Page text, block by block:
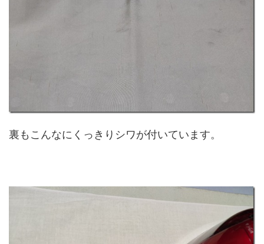
裏もこんなにくっきりシワが付いています。